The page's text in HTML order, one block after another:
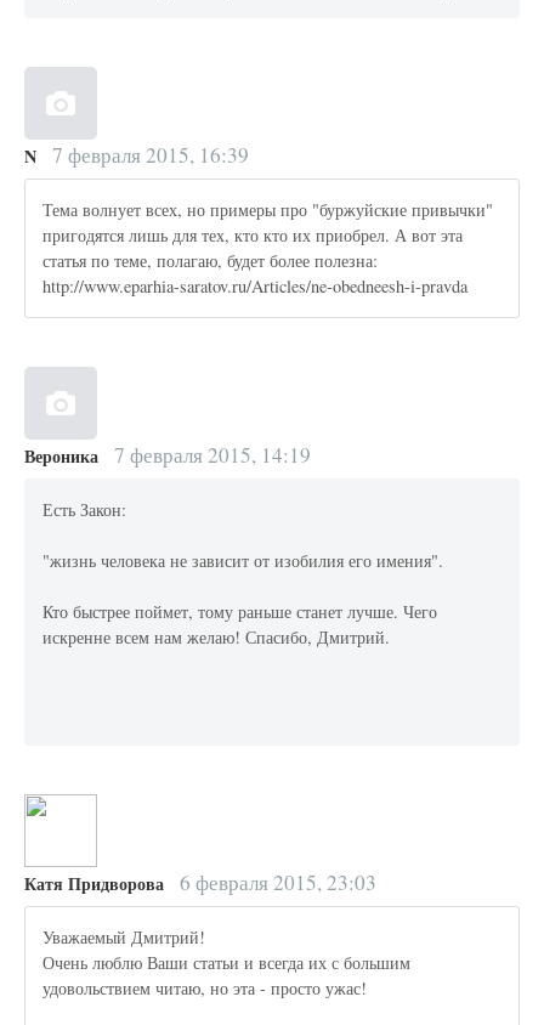
N 7 февраля 2015, 16:39
Тема волнует всех, но примеры про "буржуйские привычки"
пригодятся лишь для тех, кто кто их приобрел. А вот эта
статья по теме, полагаю, будет более полезна:
http://www.eparhia-saratov.ru/Articles/ne-obedneesh-i-pravda
Вероника 7 февраля 2015, 14:19
Есть Закон:
"жизнь человека не зависит от изобилия его имения".
Кто быстрее поймет, тому раньше станет лучше. Чего
искренне всем нам желаю! Спасибо, Дмитрий.
Катя Придворова 6 февраля 2015, 23:03
Уважаемый Дмитрий!
Очень люблю Ваши статьи и всегда их с большим
удовольствием читаю, но эта - просто ужас!